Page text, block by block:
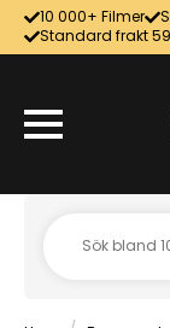
10 000+ Filmer
Standard frakt